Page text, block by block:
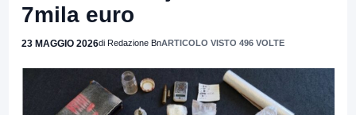
7mila euro
23 MAGGIO 2026di Redazione BnARTICOLO VISTO 496 VOLTE